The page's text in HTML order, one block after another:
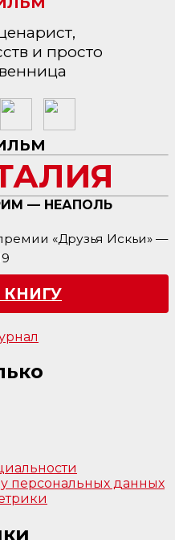
и просто
— НЕАПОЛЬ
«Друзья Искьи» —
КНИГУ
персональных данных